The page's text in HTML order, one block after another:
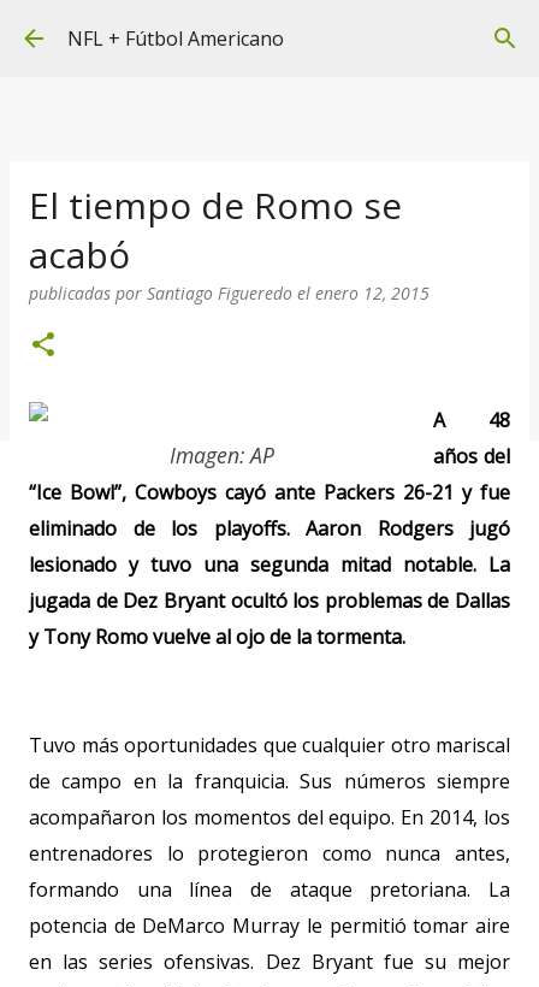
Ir al contenido principal
NFL + Fútbol Americano
El tiempo de Romo se
acabó
publicadas por Santiago Figueredo el enero 12, 2015
Imagen: AP
A 48
años del
“Ice Bowl”, Cowboys cayó ante Packers 26-21 y fue
eliminado de los playoffs. Aaron Rodgers jugó
lesionado y tuvo una segunda mitad notable. La
jugada de Dez Bryant ocultó los problemas de Dallas
y Tony Romo vuelve al ojo de la tormenta.
Tuvo más oportunidades que cualquier otro mariscal
de campo en la franquicia. Sus números siempre
acompañaron los momentos del equipo. En 2014, los
entrenadores lo protegieron como nunca antes,
formando una línea de ataque pretoriana. La
potencia de DeMarco Murray le permitió tomar aire
en las series ofensivas. Dez Bryant fue su mejor